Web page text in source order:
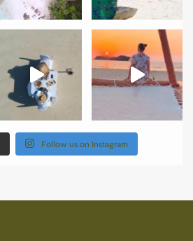
Follow us on Instagram